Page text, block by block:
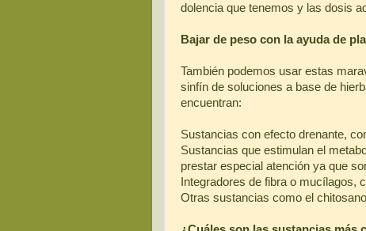
dolencia que tenemos y las dosis
Bajar de peso con la ayuda de
También podemos usar estas
sinfín de soluciones a base de
encuentran:
Sustancias con efecto drenante,
Sustancias que estimulan el
prestar especial atención ya que
Integradores de fibra o mucílagos,
Otras sustancias como el